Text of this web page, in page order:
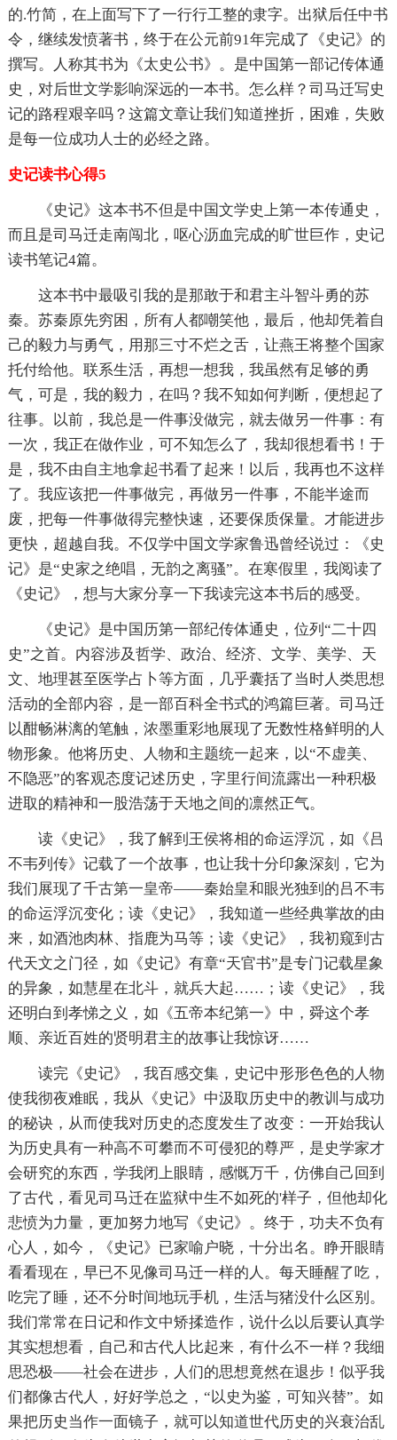
的.竹简，在上面写下了一行行工整的隶字。出狱后任中书
令，继续发愤著书，终于在公元前91年完成了《史记》的
撰写。人称其书为《太史公书》。是中国第一部记传体通
史，对后世文学影响深远的一本书。怎么样？司马迁写史
记的路程艰辛吗？这篇文章让我们知道挫折，困难，失败
是每一位成功人士的必经之路。
史记读书心得5
《史记》这本书不但是中国文学史上第一本传通史，
而且是司马迁走南闯北，呕心沥血完成的旷世巨作，史记
读书笔记4篇。
这本书中最吸引我的是那敢于和君主斗智斗勇的苏
秦。苏秦原先穷困，所有人都嘲笑他，最后，他却凭着自
己的毅力与勇气，用那三寸不烂之舌，让燕王将整个国家
托付给他。联系生活，再想一想我，我虽然有足够的勇
气，可是，我的毅力，在吗？我不知如何判断，便想起了
往事。以前，我总是一件事没做完，就去做另一件事：有
一次，我正在做作业，可不知怎么了，我却很想看书！于
是，我不由自主地拿起书看了起来！以后，我再也不这样
了。我应该把一件事做完，再做另一件事，不能半途而
废，把每一件事做得完整快速，还要保质保量。才能进步
更快，超越自我。不仅学中国文学家鲁迅曾经说过：《史
记》是“史家之绝唱，无韵之离骚”。在寒假里，我阅读了
《史记》，想与大家分享一下我读完这本书后的感受。
《史记》是中国历第一部纪传体通史，位列“二十四
史”之首。内容涉及哲学、政治、经济、文学、美学、天
文、地理甚至医学占卜等方面，几乎囊括了当时人类思想
活动的全部内容，是一部百科全书式的鸿篇巨著。司马迁
以酣畅淋漓的笔触，浓墨重彩地展现了无数性格鲜明的人
物形象。他将历史、人物和主题统一起来，以“不虚美、
不隐恶”的客观态度记述历史，字里行间流露出一种积极
进取的精神和一股浩荡于天地之间的凛然正气。
读《史记》，我了解到王侯将相的命运浮沉，如《吕
不韦列传》记载了一个故事，也让我十分印象深刻，它为
我们展现了千古第一皇帝——秦始皇和眼光独到的吕不韦
的命运浮沉变化；读《史记》，我知道一些经典掌故的由
来，如酒池肉林、指鹿为马等；读《史记》，我初窥到古
代天文之门径，如《史记》有章“天官书”是专门记载星象
的异象，如慧星在北斗，就兵大起……；读《史记》，我
还明白到孝悌之义，如《五帝本纪第一》中，舜这个孝
顺、亲近百姓的贤明君主的故事让我惊讶……
读完《史记》，我百感交集，史记中形形色色的人物
使我彻夜难眠，我从《史记》中汲取历史中的教训与成功
的秘诀，从而使我对历史的态度发生了改变：一开始我认
为历史具有一种高不可攀而不可侵犯的尊严，是史学家才
会研究的东西，学我闭上眼睛，感慨万千，仿佛自己回到
了古代，看见司马迁在监狱中生不如死的'样子，但他却化
悲愤为力量，更加努力地写《史记》。终于，功夫不负有
心人，如今，《史记》已家喻户晓，十分出名。睁开眼睛
看看现在，早已不见像司马迁一样的人。每天睡醒了吃，
吃完了睡，还不分时间地玩手机，生活与猪没什么区别。
我们常常在日记和作文中矫揉造作，说什么以后要认真学
其实想想看，自己和古代人比起来，有什么不一样？我细
思恐极——社会在进步，人们的思想竟然在退步！似乎我
们都像古代人，好好学总之，“以史为鉴，可知兴替”。如
果把历史当作一面镜子，就可以知道世代历史的兴衰治乱